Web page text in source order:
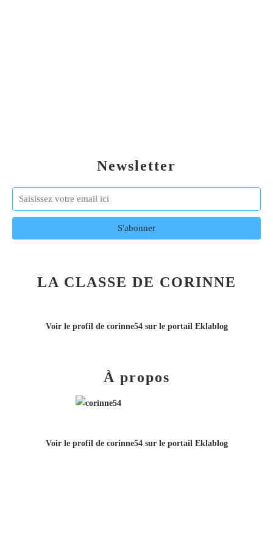
Newsletter
LA CLASSE DE CORINNE
Voir le profil de corinne54sur le portail Eklablog
À propos
Voir le profil de corinne54sur le portail Eklablog